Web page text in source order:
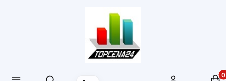
Otwórz wyszukiwarkę